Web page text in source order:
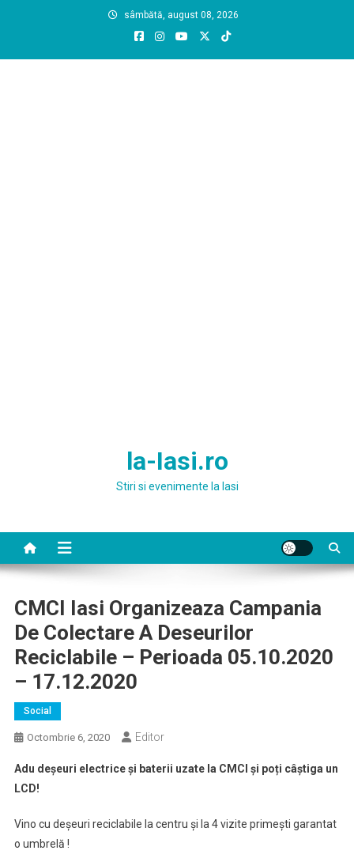
sâmbătă, august 08, 2026
la-Iasi.ro
Stiri si evenimente la Iasi
CMCI Iasi Organizeaza Campania
De Colectare A Deseurilor
Reciclabile – Perioada 05.10.2020
– 17.12.2020
Social
Octombrie 6, 2020 Editor
Adu deșeuri electrice și baterii uzate la CMCI și poți câștiga un
LCD!
Vino cu deșeuri reciclabile la centru și la 4 vizite primești garantat
o umbrelă !